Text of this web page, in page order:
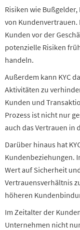
Risiken wie
von
Kunden vor der
potenzielle Risiken
handeln.
Außerdem kann KYC
Aktivitäten zu
Kunden und
Prozess ist nicht nur
auch das Vertrauen in
Darüber hinaus hat
Kundenbeziehungen.
Wert auf Sicherheit
Vertrauensverhältnis
höheren
Im Zeitalter der
Unternehmen nicht